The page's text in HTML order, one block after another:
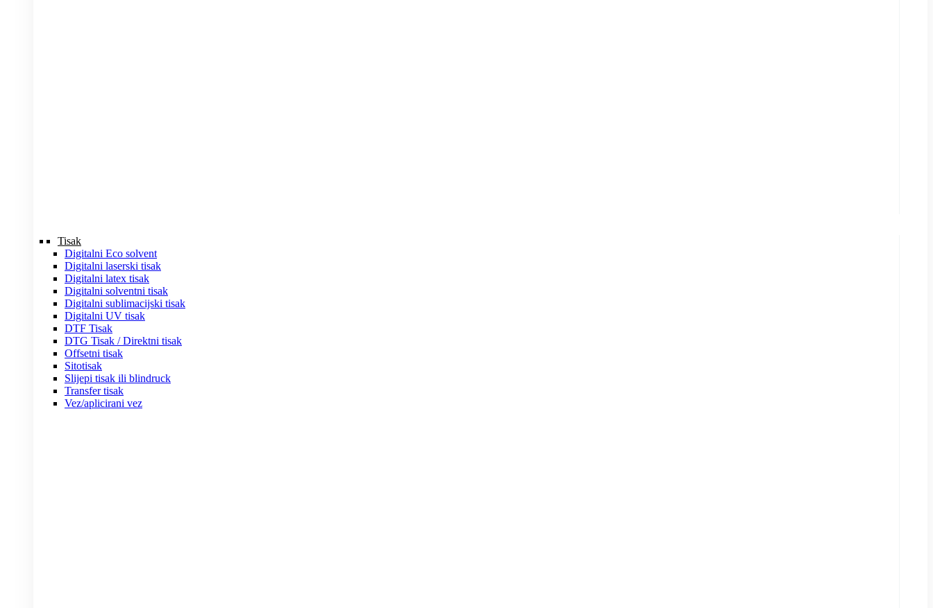
Tisak
Digitalni Eco solvent
Digitalni laserski tisak
Digitalni latex tisak
Digitalni solventni tisak
Digitalni sublimacijski tisak
Digitalni UV tisak
DTF Tisak
DTG Tisak / Direktni tisak
Offsetni tisak
Sitotisak
Slijepi tisak ili blindruck
Transfer tisak
Vez/aplicirani vez